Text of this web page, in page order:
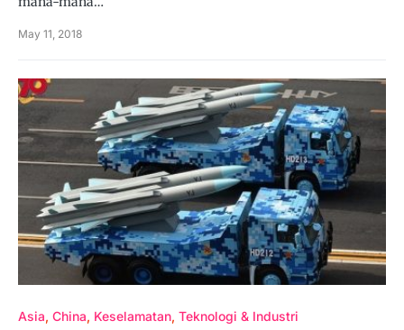
May 11, 2018
Asia China Keselamatan Teknologi & Industri